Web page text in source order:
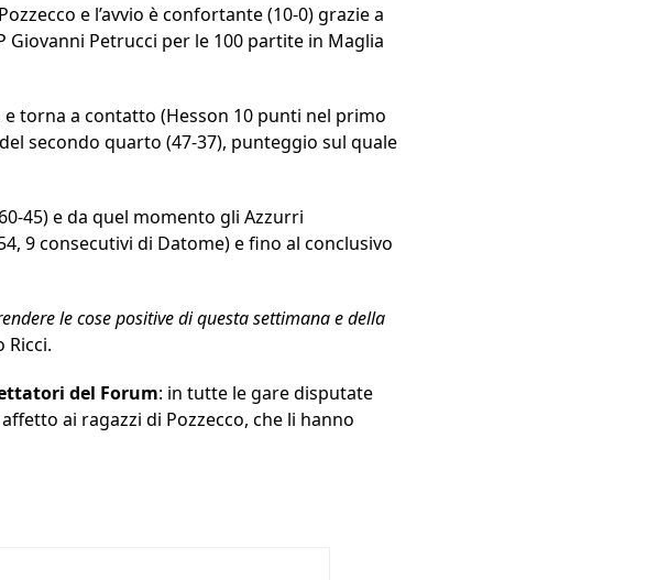
e l’avvio è confortante (10-0) grazie a
Petrucci per le 100 partite in Maglia
torna a contatto (Hesson 10 punti nel primo
secondo quarto (47-37), punteggio sul quale
45) e da quel momento gli Azzurri
9 consecutivi di Datome) e fino al conclusivo
le cose positive di questa settimana e della
Ricci.
del Forum: in tutte le gare disputate
ai ragazzi di Pozzecco, che li hanno